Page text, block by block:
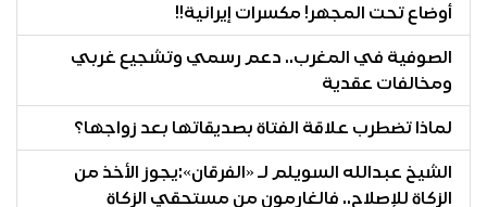
أوضاع تحت المجهر! مكسرات إيرانية!!
الصوفية في المغرب.. دعم رسمي وتشجيع غربي
ومخالفات عقدية
لماذا تضطرب علاقة الفتاة بصديقاتها بعد زواجها؟
الشيخ عبدالله السويلم لـ «الفرقان»:يجوز الأخذ من
الزكاة للإصلاح.. فالغارمون من مستحقي الزكاة